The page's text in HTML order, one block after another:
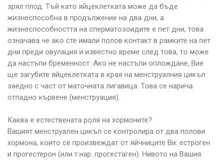
зрял плод. Тъй като яйцеклетката може да бъде
жизнеспособна в продължение на два дни, а
жизнеспособността на сперматозоидите е пет дни, това
означава че ако сте имали полов контакт в рамките на пет
дни преди овулация и известно време след това, то може
да настъпи бременност. Ако не настъпи оплождане, Вие
ще загубите яйцеклетката в края на менструалния цикъл
заедно с част от маточната лигавица. Това се нарича
отпадно кървене (менструация).
Каква е естествената роля на хормоните?
Вашият менструален цикъл се контролира от два полови
хормона, които се произвеждат от яйчниците Ви: естроген
и прогестерон (или т.нар. прогестаген). Нивото на Вашия